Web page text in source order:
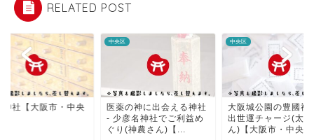
RELATED POST
神社【大阪市・中央
中央区
医薬の神に出会える神社
- 少彦名神社でご利益め
ぐり(神農さん)【...
中央区
大阪城公園の豊國神
出世運チャージ(太
ん)【大阪市・中央